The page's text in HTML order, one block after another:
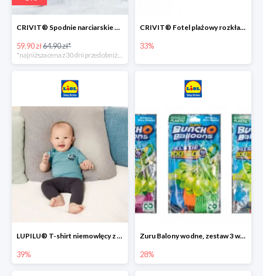
CRIVIT® Spodnie narciarskie dziewczęce
59.90 zł64.90 zł*
*najniższa cena z 30 dni przed obniżką
CRIVIT® Fotel plażowy rozkładany / Brodzik dziecięcy
33%
LUPILU® T-shirt niemowlęcy z biobawełny -39%
39%
Zuru Balony wodne, zestaw 3 wiązek -28%
28%